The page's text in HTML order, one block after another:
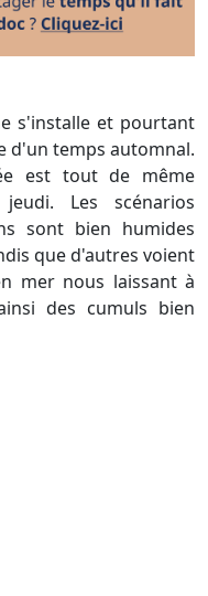
d'un temps automnal.
est tout de même
Les scénarios
sont bien humides
que d'autres voient
mer nous laissant à
des cumuls bien